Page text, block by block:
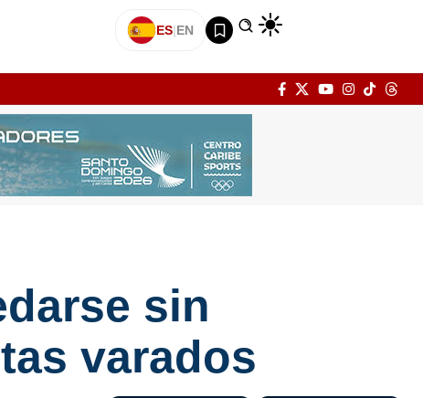
ES|EN
sin
varados